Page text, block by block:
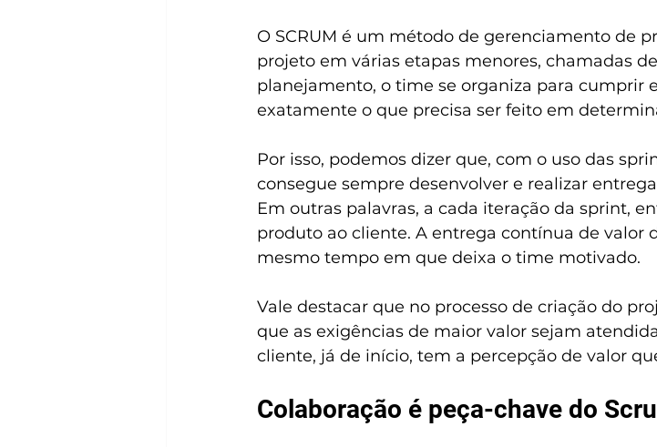
O SCRUM é um método de gerenciamento de
projeto em várias etapas menores, chamadas
planejamento, o time se organiza para cumprir
exatamente o que precisa ser feito em
Por isso, podemos dizer que, com o uso das
consegue sempre desenvolver e realizar
Em outras palavras, a cada iteração da sprint,
produto ao cliente. A entrega contínua de valor
mesmo tempo em que deixa o time motivado.
Vale destacar que no processo de criação do
que as exigências de maior valor sejam
cliente, já de início, tem a percepção de valor
Colaboração é peça-chave do